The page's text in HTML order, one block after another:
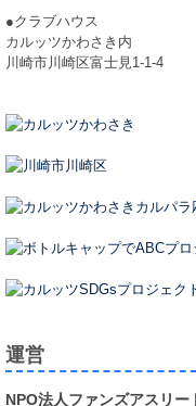
●クラブハウス
カルッツかわさき内
川崎市川崎区富士見1-1-4
運営
NPO法人ファンズアスリー